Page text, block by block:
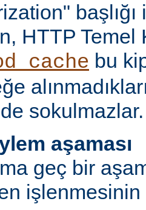
HTTP Temel
bu
sokulmazlar.
aşaması
geç bir
işlenmesinin